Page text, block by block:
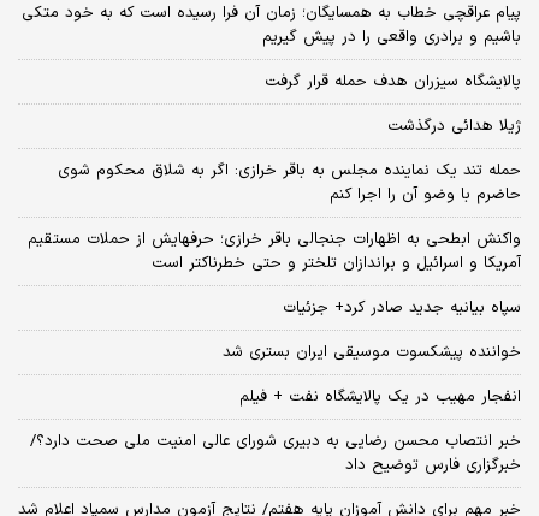
پیام عراقچی خطاب به همسایگان؛ زمان آن فرا رسیده است که به خود متکی
باشیم و برادری واقعی را در پیش گیریم
پالایشگاه سیزران هدف حمله قرار گرفت
ژیلا هدائی درگذشت
حمله تند یک نماینده مجلس به باقر خرازی: اگر به شلاق محکوم شوی
حاضرم با وضو آن را اجرا کنم
واکنش ابطحی به اظهارات جنجالی باقر خرازی؛ حرفهایش از حملات مستقیم
آمریکا و اسرائیل و براندازان تلختر و حتی خطرناکتر است
سپاه بیانیه جدید صادر کرد+ جزئیات
خواننده پیشکسوت موسیقی ایران بستری شد
انفجار مهیب در یک پالایشگاه نفت + فیلم
خبر انتصاب محسن رضایی به دبیری شورای عالی امنیت ملی صحت دارد؟/
خبرگزاری فارس توضیح داد
خبر مهم برای دانش آموزان پایه هفتم/ نتایج آزمون مدارس سمپاد اعلام شد